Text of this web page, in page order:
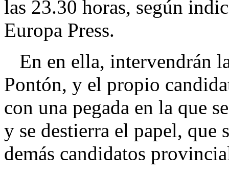
las 23.30 horas, según
Europa Press.
En en ella, intervendrán
Pontón, y el propio
con una pegada en la que
y se destierra el papel, que
demás candidatos